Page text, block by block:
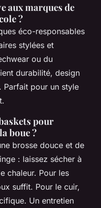
aux marques de
?
éco-responsables
stylées et
ou du
durabilité, design
Parfait pour un style
pour
boue ?
brosse douce et de
: laissez sécher à
chaleur. Pour les
suffit. Pour le cuir,
Un entretien